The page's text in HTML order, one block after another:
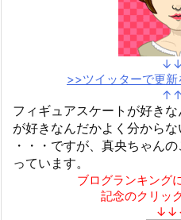
>>ツイッターで更
フィギュアスケートが好き
が好きなんだかよく分からな
・・・ですが、真央ちゃん
っています。
ブログランキング
記念のクリッ